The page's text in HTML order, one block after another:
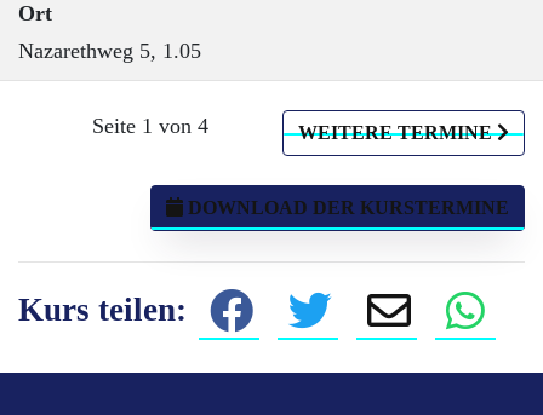
Ort
Nazarethweg 5, 1.05
WEITERE TERMINE
Seite 1 von 4
DOWNLOAD DER KURSTERMINE
Kurs teilen: